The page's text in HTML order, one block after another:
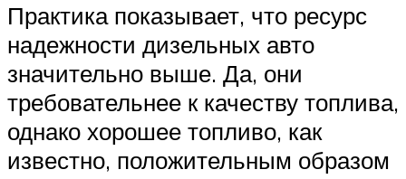
Практика показывает, что ресурс
надежности дизельных авто
значительно выше. Да, они
требовательнее к качеству топлива,
однако хорошее топливо, как
известно, положительным образом